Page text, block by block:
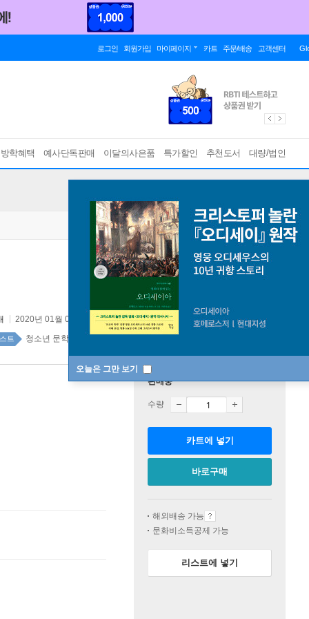
로그인 회원가입 마이페이지 카트 주문/배송 고객센터
학혜택 예사단독판매 이달의사은품 특가할인 추천도서 대량/법인
오늘은 그만 보기
2020년 01월 02일
트 청소년 문학 top100 4주
판매중
수량
카트에 넣기
바로구매
해외배송 가능
문화비소득공제 가능
리스트에 넣기